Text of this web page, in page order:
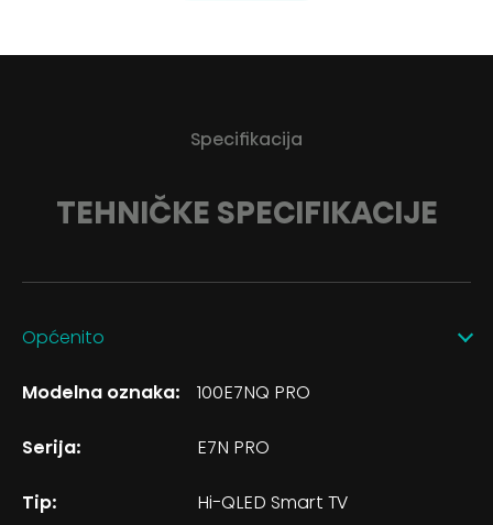
Specifikacija
TEHNIČKE SPECIFIKACIJE
Općenito
Modelna oznaka: 100E7NQ PRO
Serija: E7N PRO
Tip: Hi-QLED Smart TV